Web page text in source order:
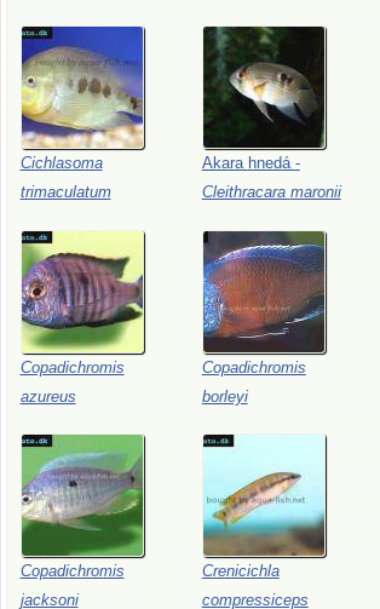
Cichlasoma
trimaculatum
Akara hnedá -
Cleithracara maronii
Copadichromis
azureus
Copadichromis
borleyi
Copadichromis
jacksoni
Crenicichla
compressiceps